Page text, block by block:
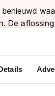
De
Wanneer je
over vier